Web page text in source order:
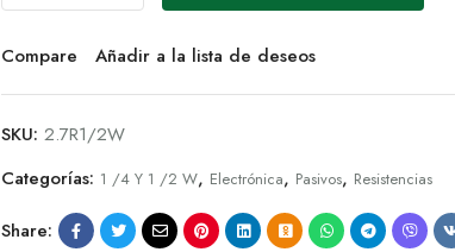
Compare Añadir a la lista de deseos
SKU: 2.7R1/2W
Categorías: 1 /4 Y 1 /2 W, Electrónica, Pasivos, Resistencias
Share: